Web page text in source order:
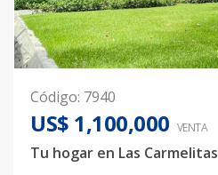
Código: 7940
US$ 1,100,000 VENTA
Tu hogar en Las Carmelitas